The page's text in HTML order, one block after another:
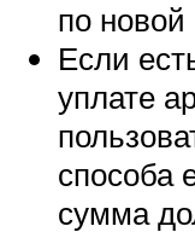
по новой
Если
уплате
способа
сумма